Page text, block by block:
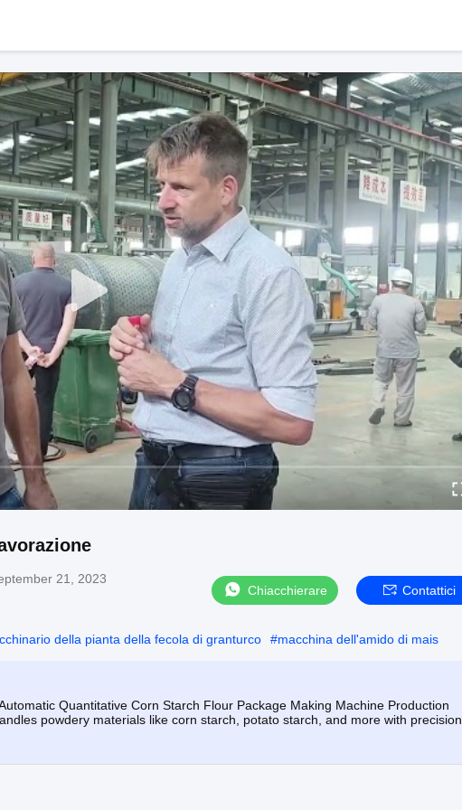
21, 2023
Chiacchierare Contattici
della pianta della fecola di granturco #macchina dell'amido di mais
Quantitative Corn Starch Flour Package Making Machine Production
powdery materials like corn starch, potato starch, and more with precision